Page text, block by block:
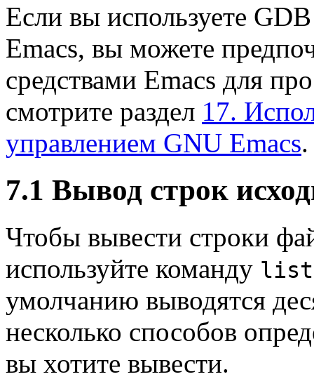
Если вы используете
Emacs, вы можете
средствами Emacs для
смотрите раздел 17.
управлением GNU Emacs.
7.1 Вывод строк
Чтобы вывести строки
используйте команду list
умолчанию выводятся
несколько способов
вы хотите вывести.